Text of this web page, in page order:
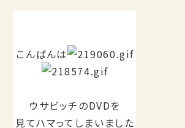
こんばんは
ウサビッチのDVDを
見てハマってしまいました